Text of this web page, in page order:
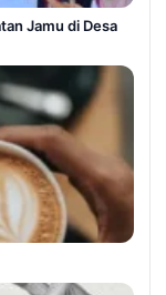
Jamu di Desa